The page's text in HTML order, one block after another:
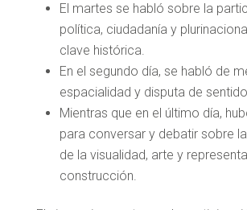
El martes se habló sobre la
política, ciudadanía y
clave histórica.
En el segundo día, se habló de
espacialidad y disputa de
Mientras que en el último día,
para conversar y debatir sobre
de la visualidad, arte y
construcción.